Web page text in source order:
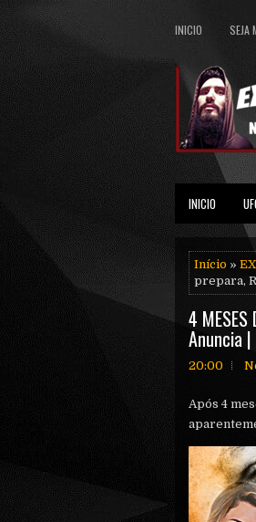
INICIO SEJA
INICIO
Início »
prepara,
4
Anuncia
20:00
Após 4